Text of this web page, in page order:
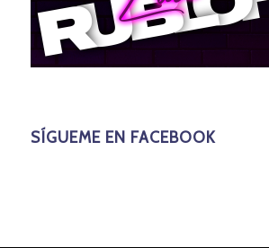
SÍGUEME EN FACEBOOK